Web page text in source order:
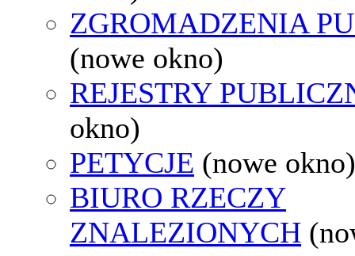
ZGROMADZENIA
(nowe okno)
REJESTRY
okno)
PETYCJE (nowe okno)
BIURO RZECZY
ZNALEZIONYCH